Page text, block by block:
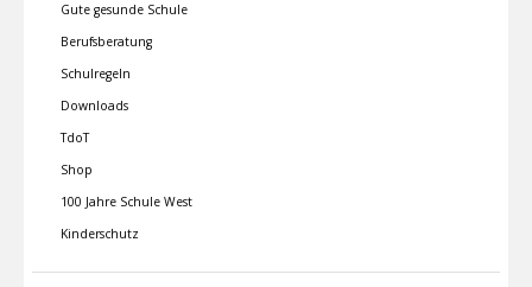
Gute gesunde Schule
Berufsberatung
Schulregeln
Downloads
TdoT
Shop
100 Jahre Schule West
Kinderschutz